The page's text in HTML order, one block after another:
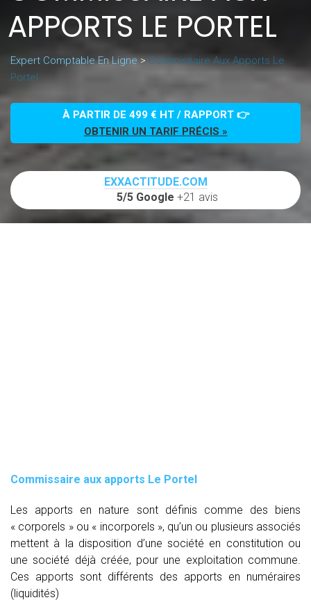
APPORTS LE PORTEL
Expert Comptable En Ligne>Commissaire Aux Apports Le
Portel
À PARTIR DE 499 € HT / RAPPORT 👉
OBTENIR UN TARIF PRÉCIS »
EXXACTITUDE.COM
5/5 Google +21 avis
Commissaire aux apports Le Portel
Les apports en nature sont définis comme des biens
« corporels » ou « incorporels », qu’un ou plusieurs associés
mettent à la disposition d’une société en constitution ou
une société déjà créée, pour une exploitation commune.
Ces apports sont différents des apports en numéraires
(liquidités)